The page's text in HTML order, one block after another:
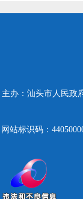
主办：汕头市人民政
网站标识码：